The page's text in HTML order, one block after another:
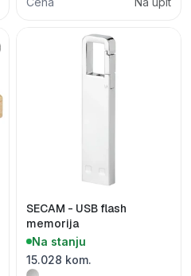
SECAM - USB flash
memorija
Na stanju
15.028 kom.